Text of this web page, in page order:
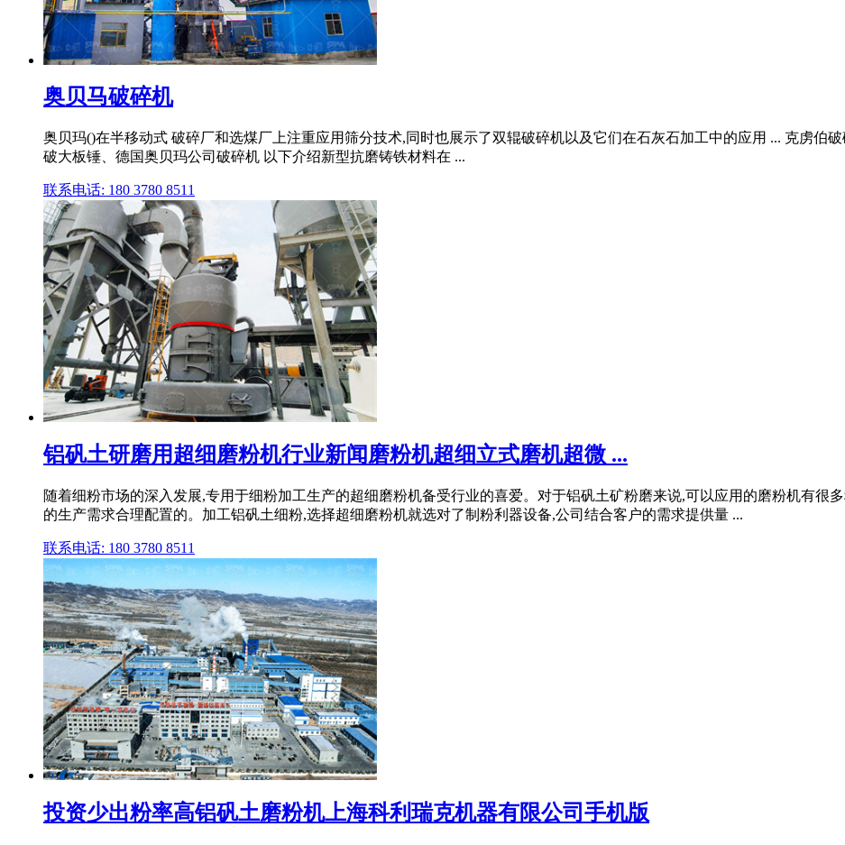
奥贝马破碎机
奥贝玛()在半移动式 破碎厂和选煤厂上注重应用筛分技术,同时也展示了双辊破碎机以及它们在石灰石加工中的应用 ... 克虏伯
破大板锤、德国奥贝玛公司破碎机 以下介绍新型抗磨铸铁材料在 ...
联系电话: 180 3780 8511
铝矾土研磨用超细磨粉机行业新闻磨粉机超细立式磨机超微 ...
随着细粉市场的深入发展,专用于细粉加工生产的超细磨粉机备受行业的喜爱。对于铝矾土矿粉磨来说,可以应用的磨粉机有很
的生产需求合理配置的。加工铝矾土细粉,选择超细磨粉机就选对了制粉利器设备,公司结合客户的需求提供量 ...
联系电话: 180 3780 8511
投资少出粉率高铝矾土磨粉机上海科利瑞克机器有限公司手机版